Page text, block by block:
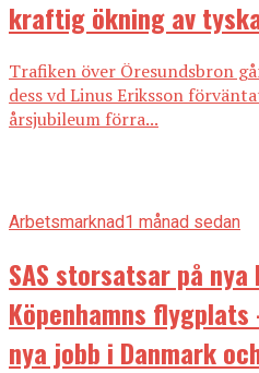
kraftig ökning av
Trafiken över Öresundsbron
dess vd Linus Eriksson
årsjubileum förra...
Arbetsmarknad1 månad sedan
SAS storsatsar på
Köpenhamns
nya jobb i Danmark